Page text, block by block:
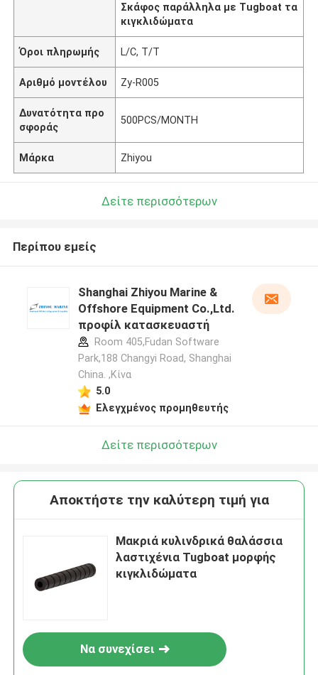
Σκάφος παράλληλα με Tugboat τα
κιγκλιδώματα
Όροι πληρωμής L/C, T/T
Αριθμό μοντέλου Zy-R005
Δυνατότητα προ
σφοράς
500PCS/MONTH
Μάρκα Zhiyou
Δείτε περισσότερων
Περίπου εμείς
Shanghai Zhiyou Marine &
Offshore Equipment Co.,Ltd.
προφίλ κατασκευαστή
Room 405,Fudan Software
Park,188 Changyi Road, Shanghai
China. ,Κίνα
5.0
Ελεγχμένος προμηθευτής
Δείτε περισσότερων
Αποκτήστε την καλύτερη τιμή για
Μακριά κυλινδρικά θαλάσσια
λαστιχένια Tugboat μορφής
κιγκλιδώματα
Να συνεχίσει